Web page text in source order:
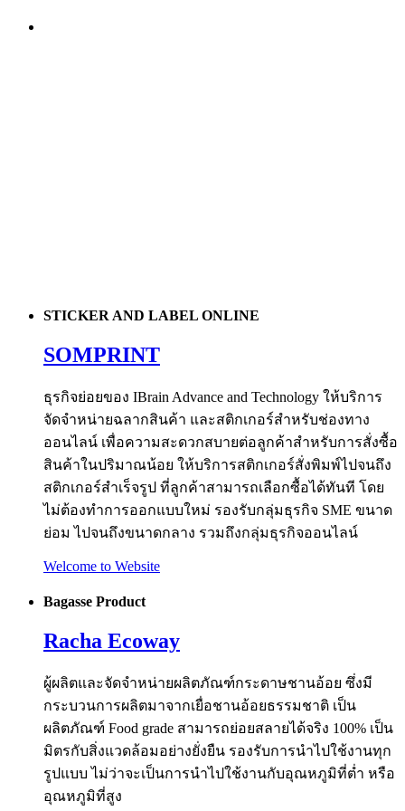
STICKER AND LABEL ONLINE
SOMPRINT
ธุรกิจย่อยของ IBrain Advance and Technology ให้บริการ
จัดจำหน่ายฉลากสินค้า และสติกเกอร์สำหรับช่องทาง
ออนไลน์ เพื่อความสะดวกสบายต่อลูกค้าสำหรับการสั่งซื้อ
สินค้าในปริมาณน้อย ให้บริการสติกเกอร์สั่งพิมพ์ไปจนถึง
สติกเกอร์สำเร็จรูป ที่ลูกค้าสามารถเลือกซื้อได้ทันที โดย
ไม่ต้องทำการออกแบบใหม่ รองรับกลุ่มธุรกิจ SME ขนาด
ย่อม ไปจนถึงขนาดกลาง รวมถึงกลุ่มธุรกิจออนไลน์
Welcome to Website
Bagasse Product
Racha Ecoway
ผู้ผลิตและจัดจำหน่ายผลิตภัณฑ์กระดาษชานอ้อย ซึ่งมี
กระบวนการผลิตมาจากเยื่อชานอ้อยธรรมชาติ เป็น
ผลิตภัณฑ์ Food grade สามารถย่อยสลายได้จริง 100% เป็น
มิตรกับสิ่งแวดล้อมอย่างยั่งยืน รองรับการนำไปใช้งานทุก
รูปแบบ ไม่ว่าจะเป็นการนำไปใช้งานกับอุณหภูมิที่ต่ำ หรือ
อุณหภูมิที่สูง